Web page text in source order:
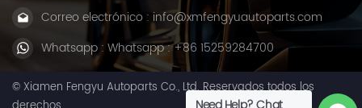
Correo electrónico : info@xmfengyuautoparts.com
Whatsapp : Whatsapp : +86 15259284700
© Xiamen Fengyu Autoparts Co., Ltd. Reservados todos los